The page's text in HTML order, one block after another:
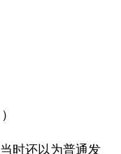
时还以为普通发